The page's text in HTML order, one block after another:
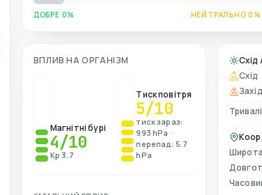
ДОБРЕ 0% НЕЙТРАЛЬНО 0%
ВПЛИВ НА ОРГАНІЗМ
Магнітні бурі
4/10
Kp 3.7
Тиск повітря
5/10
тиск зараз:
993 hPa ·
перепад: 5.7
hPa
Схід
Схід
Захід
Широта